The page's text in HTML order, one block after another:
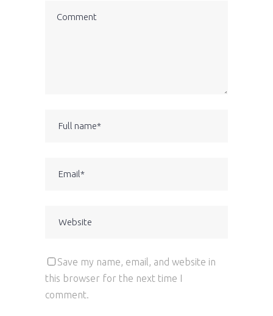
Save my name, email, and website in
this browser for the next time I
comment.